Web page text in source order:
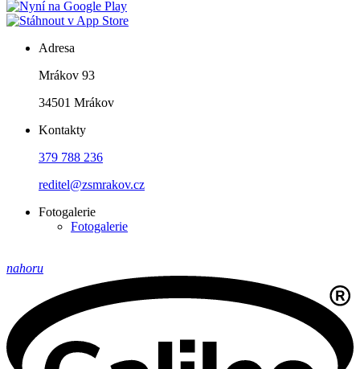
Adresa
Mrákov 93
34501 Mrákov
Kontakty
379 788 236
reditel@zsmrakov.cz
Fotogalerie
Fotogalerie
nahoru